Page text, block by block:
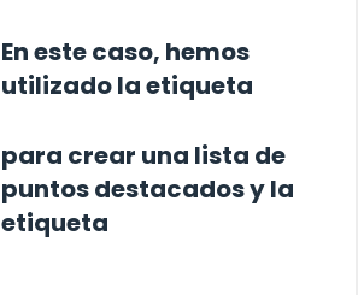
En este caso, hemos
utilizado la etiqueta
para crear una lista de
puntos destacados y la
etiqueta